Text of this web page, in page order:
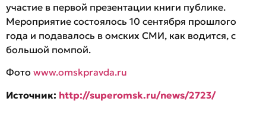
участие в первой презентации книги публике.
Мероприятие состоялось 10 сентября прошлого
года и подавалось в омских СМИ, как водится, с
большой помпой.
Фото www.omskpravda.ru
Источник: http://superomsk.ru/news/2723/